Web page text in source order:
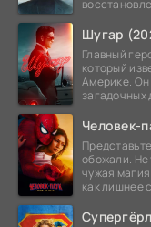
Шугар
Главный
который
Америке. Он
загадочных
Человек-
обожали. Не
чужая
как лишнее